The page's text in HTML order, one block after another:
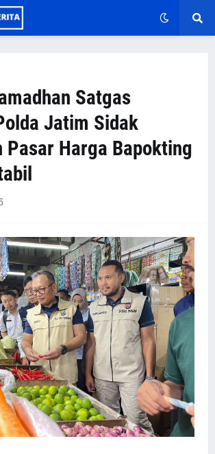
Satgas
Jatim Sidak
Pasar Harga Bapokting